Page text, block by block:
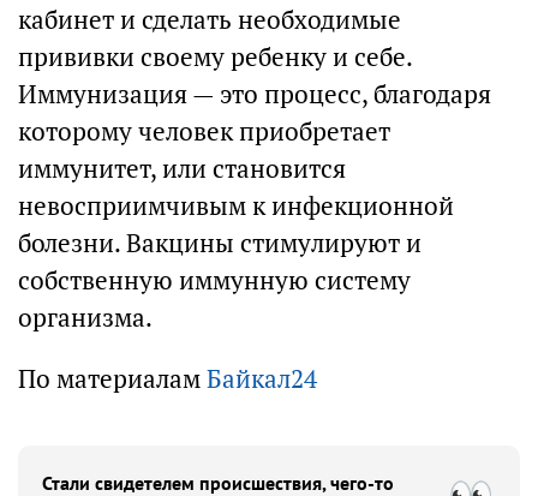
кабинет и сделать необходимые
прививки своему ребенку и себе.
Иммунизация — это процесс, благодаря
которому человек приобретает
иммунитет, или становится
невосприимчивым к инфекционной
болезни. Вакцины стимулируют и
собственную иммунную систему
организма.
По материаламБайкал24
Стали свидетелем происшествия, чего-то